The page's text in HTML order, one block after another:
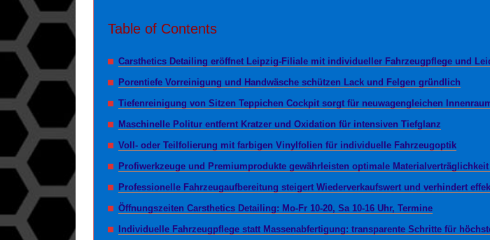
Table of Contents
Carsthetics Detailing eröffnet Leipzig-Filiale mit individueller Fahrzeugpflege und
Porentiefe Vorreinigung und Handwäsche schützen Lack und Felgen gründlich
Tiefenreinigung von Sitzen Teppichen Cockpit sorgt für neuwagengleichen
Maschinelle Politur entfernt Kratzer und Oxidation für intensiven Tiefglanz
Voll- oder Teilfolierung mit farbigen Vinylfolien für individuelle Fahrzeugoptik
Profiwerkzeuge und Premiumprodukte gewährleisten optimale
Professionelle Fahrzeugaufbereitung steigert Wiederverkaufswert und verhindert
Öffnungszeiten Carsthetics Detailing: Mo-Fr 10-20, Sa 10-16 Uhr, Termine
Individuelle Fahrzeugpflege statt Massenabfertigung: transparente Schritte für